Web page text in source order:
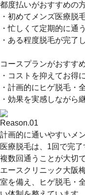
都度払いがおすすめの
・初めてメンズ医療脱
・忙しくて定期的に通
・ある程度脱毛が完了
コースプランがおすす
・コストを抑えてお得
・計画的にヒゲ脱毛・
・効果を実感しながら
Reason.01
計画的に通いやすいメ
医療脱毛は、1回で完
複数回通うことが大切で
エースクリニック大阪
室を備え、ヒゲ脱毛・